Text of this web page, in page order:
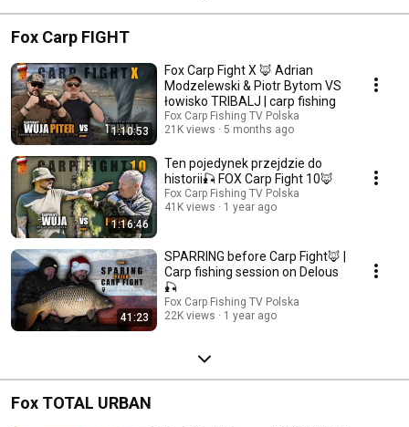
Fox Carp FIGHT
1:10:53
Fox Carp Fight X 🦊 Adrian
Modzelewski & Piotr Bytom VS
łowisko TRIBALJ | carp fishing
Fox Carp Fishing TV Polska
21K views
5 months ago
1:16:46
Ten pojedynek przejdzie do
historii🎣 FOX Carp Fight 10🦊
Fox Carp Fishing TV Polska
41K views
1 year ago
41:23
SPARRING before Carp Fight🦊 |
Carp fishing session on Delous
🎣
Fox Carp Fishing TV Polska
22K views
1 year ago
Fox TOTAL URBAN